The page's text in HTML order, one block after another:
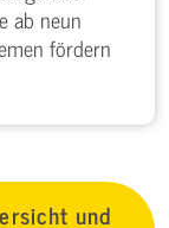
ab neun
fördern
und